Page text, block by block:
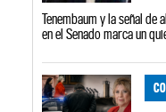
Tenembaum y la señal
en el Senado marca un